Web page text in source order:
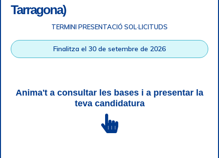
Tarragona)
TERMINI PRESENTACIÓ SOL·LICITUDS
Finalitza el 30 de setembre de 2026
Anima't a consultar les bases i a presentar la
teva candidatura